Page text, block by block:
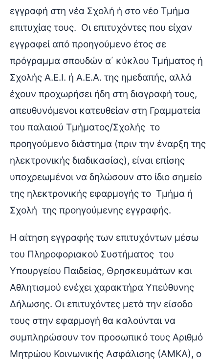
εγγραφή στη νέα Σχολή ή στο νέο Τμήμα
επιτυχίας τους. Οι επιτυχόντες που είχαν
εγγραφεί από προηγούμενο έτος σε
πρόγραμμα σπουδών α΄ κύκλου Τμήματος ή
Σχολής Α.Ε.Ι. ή Α.Ε.Α. της ημεδαπής, αλλά
έχουν προχωρήσει ήδη στη διαγραφή τους,
απευθυνόμενοι κατευθείαν στη Γραμματεία
του παλαιού Τμήματος/Σχολής το
προηγούμενο διάστημα (πριν την έναρξη της
ηλεκτρονικής διαδικασίας), είναι επίσης
υποχρεωμένοι να δηλώσουν στο ίδιο σημείο
της ηλεκτρονικής εφαρμογής το Τμήμα ή
Σχολή της προηγούμενης εγγραφής.
Η αίτηση εγγραφής των επιτυχόντων μέσω
του Πληροφοριακού Συστήματος του
Υπουργείου Παιδείας, Θρησκευμάτων και
Αθλητισμού ενέχει χαρακτήρα Υπεύθυνης
Δήλωσης. Οι επιτυχόντες μετά την είσοδο
τους στην εφαρμογή θα καλούνται να
συμπληρώσουν τον προσωπικό τους Αριθμό
Μητρώου Κοινωνικής Ασφάλισης (ΑΜΚΑ), ο